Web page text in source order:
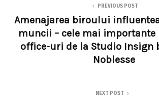
PREVIOUS POST
Amenajarea biroului
muncii – cele mai importante
office-uri de la Studio Insign
Noblesse
NEXT POST